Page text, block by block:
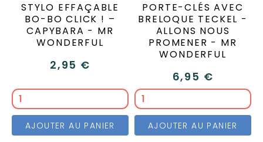
STYLO EFFAÇABLE
BO-BO CLICK ! –
CAPYBARA - MR
WONDERFUL
2,95 €
AJOUTER AU PANIER
PORTE-CLÉS AVEC
BRELOQUE TECKEL -
ALLONS NOUS
PROMENER - MR
WONDERFUL
6,95 €
AJOUTER AU PANIER